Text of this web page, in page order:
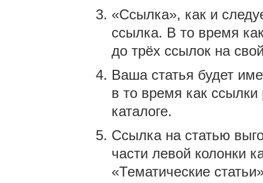
«Ссылка», как и
ссылка. В то время
до трёх ссылок на
Ваша статья будет
в то время как
каталоге.
Ссылка на статью
части левой колонки
«Тематические